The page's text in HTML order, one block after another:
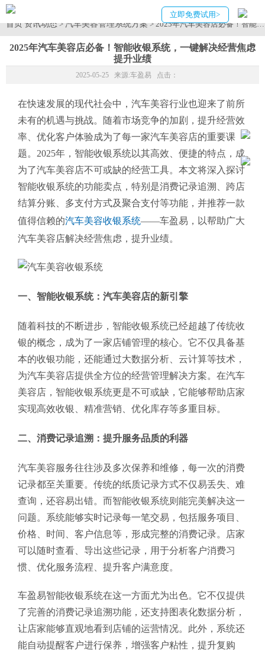
立即免费试用>
首页资讯动态>汽车美容管理系统方案 > 2025年汽车美容店必备！智能
2025年汽车美容店必备！智能收银系统，一键解决经营焦虑
提升业绩
2025-05-25 来源:车盈易 点击：
在快速发展的现代社会中，汽车美容行业也迎来了前所
未有的机遇与挑战。随着市场竞争的加剧，提升经营效
率、优化客户体验成为了每一家汽车美容店的重要课
题。2025年，智能收银系统以其高效、便捷的特点，成
为了汽车美容店不可或缺的经营工具。本文将深入探讨
智能收银系统的功能卖点，特别是消费记录追溯、跨店
结算分账、多支付方式及聚合支付等功能，并推荐一款
值得信赖的汽车美容收银系统——车盈易，以帮助广大
汽车美容店解决经营焦虑，提升业绩。
一、智能收银系统：汽车美容店的新引擎
随着科技的不断进步，智能收银系统已经超越了传统收
银的概念，成为了一家店铺管理的核心。它不仅具备基
本的收银功能，还能通过大数据分析、云计算等技术，
为汽车美容店提供全方位的经营管理解决方案。在汽车
美容店，智能收银系统更是不可或缺，它能够帮助店家
实现高效收银、精准营销、优化库存等多重目标。
二、消费记录追溯：提升服务品质的利器
汽车美容服务往往涉及多次保养和维修，每一次的消费
记录都至关重要。传统的纸质记录方式不仅易丢失、难
查询，还容易出错。而智能收银系统则能完美解决这一
问题。系统能够实时记录每一笔交易，包括服务项目、
价格、时间、客户信息等，形成完整的消费记录。店家
可以随时查看、导出这些记录，用于分析客户消费习
惯、优化服务流程、提升客户满意度。
车盈易智能收银系统在这一方面尤为出色。它不仅提供
了完善的消费记录追溯功能，还支持图表化数据分析，
让店家能够直观地看到店铺的运营情况。此外，系统还
能自动提醒客户进行保养，增强客户粘性，提升复购